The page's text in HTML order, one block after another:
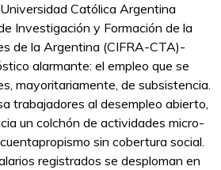
Católica Argentina
Investigación y Formación de la
de la Argentina (CIFRA-CTA)-
alarmante: el empleo que se
mayoritariamente, de subsistencia.
trabajadores al desempleo abierto,
un colchón de actividades micro-
sin cobertura social.
registrados se desploman en